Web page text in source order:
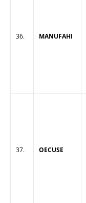
36. MANUFAHI
37. OECUSE